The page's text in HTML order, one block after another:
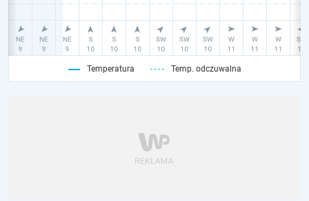
Temperatura Temp. odczuwalna